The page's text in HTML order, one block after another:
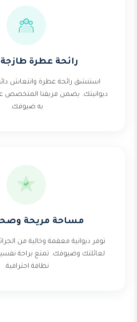
رائحة عطرة طازجة
استنشق رائحة عطرة وانتعاش
ديوانيتك. يضمن فريقنا المتخصص
به ضيوفك.
مساحة مريحة
توفر ديوانية معقمة وخالية من
لعائلتك وضيوفك. تمتع براحة
نظافة احترافية.